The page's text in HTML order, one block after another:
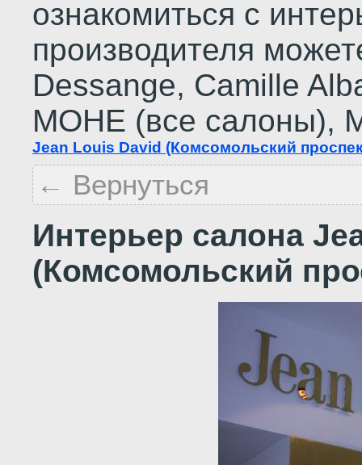
ознакомиться с
производителя
Dessange, Сamille
МОНЕ (все салоны),
Jean Louis David (Комсомольский
← Вернуться
Интерьер салона
(Комсомольский